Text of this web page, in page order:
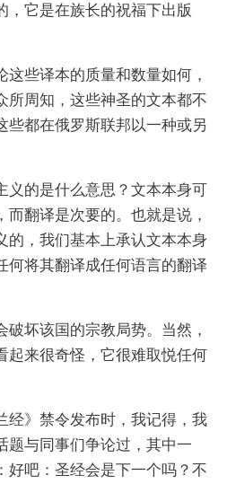
，它是在族长的祝福下出版
些译本的质量和数量如何，
所周知，这些神圣的文本都不
些都在俄罗斯联邦以一种或另
义的是什么意思？文本本身可
翻译是次要的。也就是说，
的，我们基本上承认文本本身
何将其翻译成任何语言的翻译
坏该国的宗教局势。当然，
起来很奇怪，它很难取悦任何
经》禁令发布时，我记得，我
题与同事们争论过，其中一
好吧：圣经会是下一个吗？不